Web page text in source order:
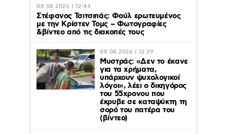
08.08.2026 | 12:44
Στέφανος Τσιτσιπάς: Φούλ ερωτευμένος
με την Κρίστεν Τομς – Φωτογραφίες
&βίντεο από τις διακοπές τους
08.08.2026 | 12:29
Μυστράς: «Δεν το έκανε
για τα χρήματα,
υπάρχουν ψυχολογικοί
λόγοι», λέει ο δικηγόρος
του 55χρονου που
έκρυβε σε καταψύκτη τη
σορό του πατέρα του
(βίντεο)